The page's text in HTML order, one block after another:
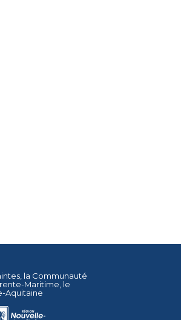
, la Communauté
Maritime , le
Aquitaine